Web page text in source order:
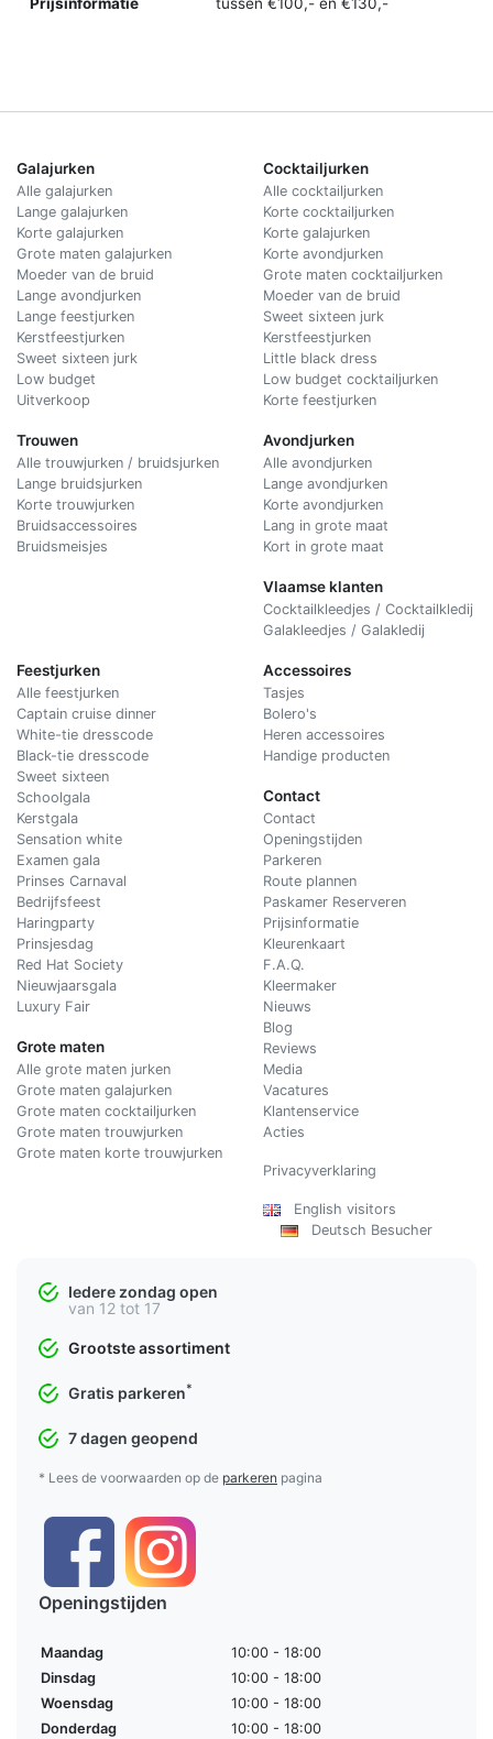
Galajurken
Alle galajurken
Lange galajurken
Korte galajurken
Grote maten galajurken
Moeder van de bruid
Lange avondjurken
Lange feestjurken
Kerstfeestjurken
Sweet sixteen jurk
Low budget
Uitverkoop
Trouwen
Alle trouwjurken / bruidsjurken
Lange bruidsjurken
Korte trouwjurken
Bruidsaccessoires
Bruidsmeisjes
Cocktailjurken
Alle cocktailjurken
Korte cocktailjurken
Korte galajurken
Korte avondjurken
Grote maten cocktailjurken
Moeder van de bruid
Sweet sixteen jurk
Kerstfeestjurken
Little black dress
Low budget cocktailjurken
Korte feestjurken
Avondjurken
Alle avondjurken
Lange avondjurken
Korte avondjurken
Lang in grote maat
Kort in grote maat
Vlaamse klanten
Cocktailkleedjes / Cocktailkledij
Galakleedjes / Galakledij
Feestjurken
Alle feestjurken
Captain cruise dinner
White-tie dresscode
Black-tie dresscode
Sweet sixteen
Schoolgala
Kerstgala
Sensation white
Examen gala
Prinses Carnaval
Bedrijfsfeest
Haringparty
Prinsjesdag
Red Hat Society
Nieuwjaarsgala
Luxury Fair
Grote maten
Alle grote maten jurken
Grote maten galajurken
Grote maten cocktailjurken
Grote maten trouwjurken
Grote maten korte trouwjurken
Accessoires
Tasjes
Bolero's
Heren accessoires
Handige producten
Contact
Contact
Openingstijden
Parkeren
Route plannen
Paskamer Reserveren
Prijsinformatie
Kleurenkaart
F.A.Q.
Kleermaker
Nieuws
Blog
Reviews
Media
Vacatures
Klantenservice
Acties
Privacyverklaring
English visitors
Deutsch Besucher
Iedere zondag open
van 12 tot 17
Grootste assortiment
Gratis parkeren*
7 dagen geopend
* Lees de voorwaarden op de parkeren pagina
Openingstijden
Maandag
10:00 - 18:00
Dinsdag
10:00 - 18:00
Woensdag
10:00 - 18:00
Donderdag
10:00 - 18:00